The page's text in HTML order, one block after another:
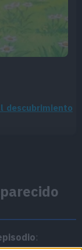
descubrimiento
: